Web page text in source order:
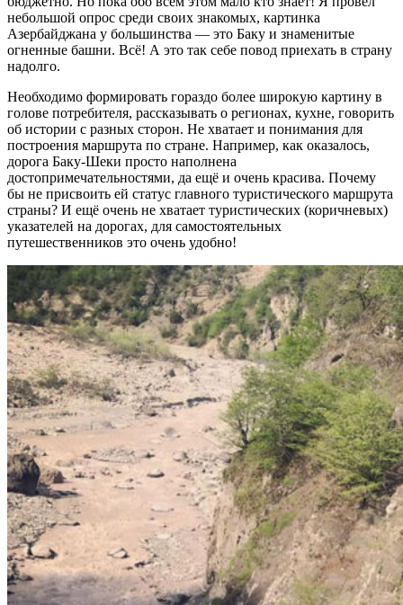
небольшой опрос среди своих знакомых, картинка
Азербайджана у большинства — это Баку и знаменитые
огненные башни. Всё! А это так себе повод приехать в страну
надолго.
Необходимо формировать гораздо более широкую картину в
голове потребителя, рассказывать о регионах, кухне, говорить
об истории с разных сторон. Не хватает и понимания для
построения маршрута по стране. Например, как оказалось,
дорога Баку-Шеки просто наполнена
достопримечательностями, да ещё и очень красива. Почему
бы не присвоить ей статус главного туристического маршрута
страны? И ещё очень не хватает туристических (коричневых)
указателей на дорогах, для самостоятельных
путешественников это очень удобно!